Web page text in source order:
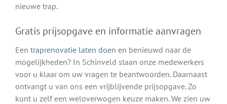
nieuwe trap.
Gratis prijsopgave en informatie aanvragen
Een traprenovatie laten doen en benieuwd naar de
mogelijkheden? In Schinveld staan onze medewerkers
voor u klaar om uw vragen te beantwoorden. Daarnaast
ontvangt u van ons een vrijblijvende prijsopgave. Zo
kunt u zelf een weloverwogen keuze maken. We zien uw